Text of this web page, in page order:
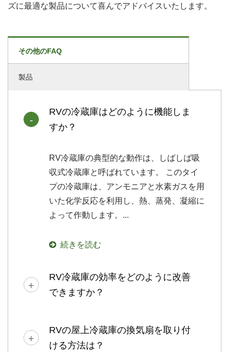
ズに最適な製品について喜んでアドバイスいたします。
その他のFAQ
製品
RVの冷蔵庫はどのように機能しま
すか？
RV冷蔵庫の典型的な動作は、しばしば吸
収式冷蔵庫と呼ばれています。 このタイ
プの冷蔵庫は、アンモニアと水素ガスを用
いた化学反応を利用し、熱、蒸発、凝縮に
よって作動します。...
続きを読む
RV冷蔵庫の効率をどのように改善
できますか？
RVの屋上冷蔵庫の換気扇を取り付
ける方法は？